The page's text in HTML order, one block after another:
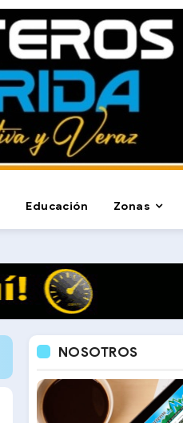
Educación Zonas
NOSOTROS